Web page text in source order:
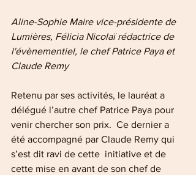
Aline-Sophie Maire vice-présidente de
Lumières, Félicia Nicolaï rédactrice de
l'évènementiel, le chef Patrice Paya et
Claude Remy
Retenu par ses activités, le lauréat a
délégué l’autre chef Patrice Paya pour
venir chercher son prix.  Ce dernier a
été accompagné par Claude Remy qui
s’est dit ravi de cette  initiative et de
cette mise en avant de son chef de